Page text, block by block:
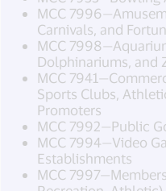
MCC
Carnivals, and
MCC
Dolphinariums, and
MCC
Sports Clubs,
Promoters
MCC 7992—Public
MCC 7994—Video
Establishments
MCC